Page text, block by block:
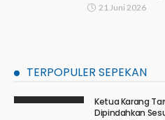
21 Juni 2026
TERPOPULER SEPEKAN
Ketua Karang
Dipindahkan